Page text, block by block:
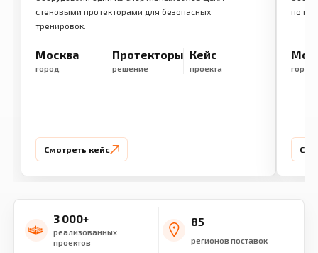
стеновыми протекторами для безопасных
тренировок.
Москва
город
Протекторы
решение
Кейс
проекта
Смотреть кейс
по
город
3 000+
реализованных
проектов
85
регионов поставок